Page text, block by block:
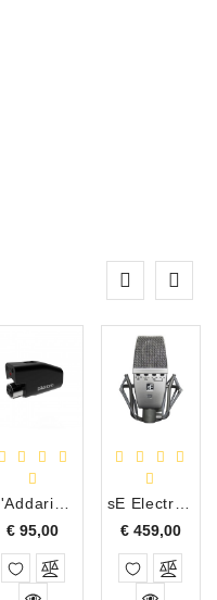
€ 95,00Prijs
€ 459,00Prijs